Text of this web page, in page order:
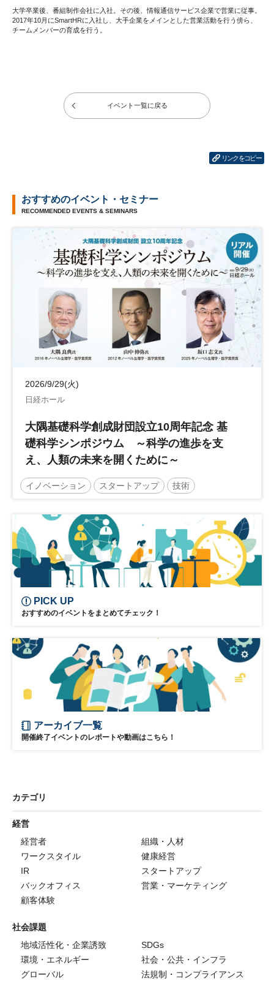
大学卒業後、番組制作会社に入社。その後、情報通信サービス企業で営業に従事。
2017年10月にSmartHRに入社し、大手企業をメインとした営業活動を行う傍ら、
チームメンバーの育成を行う。
イベント一覧に戻る
リンクをコピー
おすすめのイベント・セミナー
RECOMMENDED EVENTS & SEMINARS
2026/9/29(火)
日経ホール
大隅基礎科学創成財団設立10周年記念 基
礎科学シンポジウム ～科学の進歩を支
え、人類の未来を開くために～
イノベーション スタートアップ 技術
PICK UP
おすすめのイベントをまとめてチェック！
アーカイブ一覧
開催終了イベントのレポートや動画はこちら！
カテゴリ
経営
経営者
組織・人材
ワークスタイル
健康経営
IR
スタートアップ
バックオフィス
営業・マーケティング
顧客体験
社会課題
地域活性化・企業誘致
SDGs
環境・エネルギー
社会・公共・インフラ
グローバル
法規制・コンプライアンス